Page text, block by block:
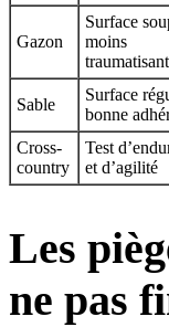
Gazon
Surface
moins
Sable
Surface
bonne
Cross-
country
Test
et d’agilité
Les
ne pas